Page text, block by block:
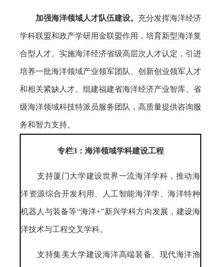
加强海洋领域人才队伍建设。 充分发挥海洋经济
学科联盟和政产学研用金联盟作用，培育新型海洋复
合型人才。实施海洋经济省级高层次人才认定，引进
培养一批海洋领域产业领军团队、创新创业领军人才
和相关紧缺人才。组建福建省海洋经济产业智库、省
级海洋领域科技特派员服务团队，高质量提供咨询服
务和智力支持。
专栏3：海洋领域学科建设工程
支持厦门大学建设世界一流海洋学科，推动海
洋资源综合开发利用、人工智能海洋学、海洋特种
机器人与装备等“海洋+”新兴学科方向发展，建设海
洋技术与工程交叉学科。
支持集美大学建设海洋高端装备、现代海洋渔